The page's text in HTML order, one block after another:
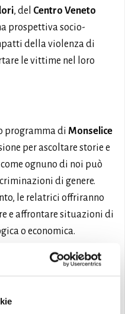
, del Centro Veneto
prospettiva socio-
della violenza di
le vittime nel loro
programma di Monselice
per ascoltare storie e
ognuno di noi può
di genere.
le relatrici offriranno
e affrontare situazioni di
o economica.